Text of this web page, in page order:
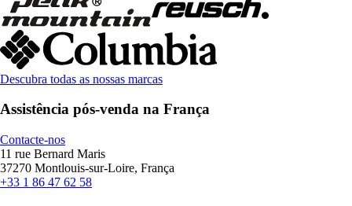
Descubra todas as nossas marcas
Assistência pós-venda na França
Contacte-nos
11 rue Bernard Maris
37270 Montlouis-sur-Loire, França
+33 1 86 47 62 58